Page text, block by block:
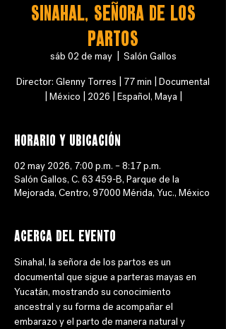
SINAHAL, SEÑORA DE LOS
PARTOS
sáb 02 de may
  |
Salón Gallos
Director: Glenny Torres | 77 min | Documental
| México | 2026 | Español, Maya |
Horario y ubicación
02 may 2026, 7:00 p.m. – 8:17 p.m.
Salón Gallos, C. 63 459-B, Parque de la
Mejorada, Centro, 97000 Mérida, Yuc., México
Acerca del evento
Sinahal, la señora de los partos es un
documental que sigue a parteras mayas en
Yucatán, mostrando su conocimiento
ancestral y su forma de acompañar el
embarazo y el parto de manera natural y